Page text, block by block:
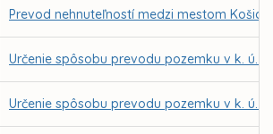
Prevod nehnuteľností medzi mestom
Určenie spôsobu prevodu pozemku v k. ú.
Určenie spôsobu prevodu pozemku v k. ú.